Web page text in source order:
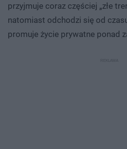
przyjmuje coraz częściej „złe
natomiast odchodzi się od
promuje życie prywatne ponad